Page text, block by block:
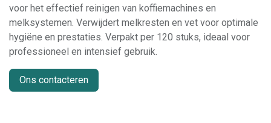
voor het effectief reinigen van koffiemachines en
melksystemen. Verwijdert melkresten en vet voor optimale
hygiëne en prestaties. Verpakt per 120 stuks, ideaal voor
professioneel en intensief gebruik.
Ons contacteren